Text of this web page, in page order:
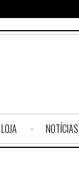
LOJA NOTÍCIAS